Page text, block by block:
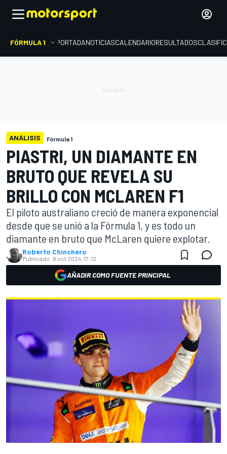
FÓRMULA 1 PORTADANOTICIASCALENDARIORESULTADOS
ANÁLISIS Fórmula 1
PIASTRI, UN DIAMANTE EN
BRUTO QUE REVELA SU
BRILLO CON MCLAREN F1
El piloto australiano creció de manera exponencial
desde que se unió a la Fórmula 1, y es todo un
diamante en bruto que McLaren quiere explotar.
Roberto Chinchero
Publicado: 8 oct 2024, 17:12
AÑADIR COMO FUENTE PRINCIPAL